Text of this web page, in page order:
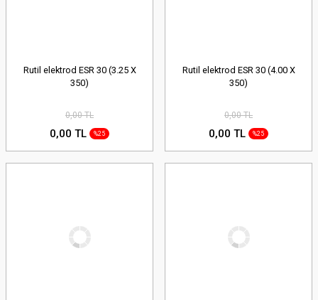
Rutil elektrod ESR 30 (3.25 X
350)
0,00 TL
0,00 TL %25
Rutil elektrod ESR 30 (4.00 X
350)
0,00 TL
0,00 TL %25